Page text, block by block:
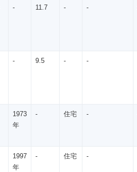
- 11.7 - -
- 9.5 - -
1973
年
- 住宅 -
1997
年
- 住宅 -